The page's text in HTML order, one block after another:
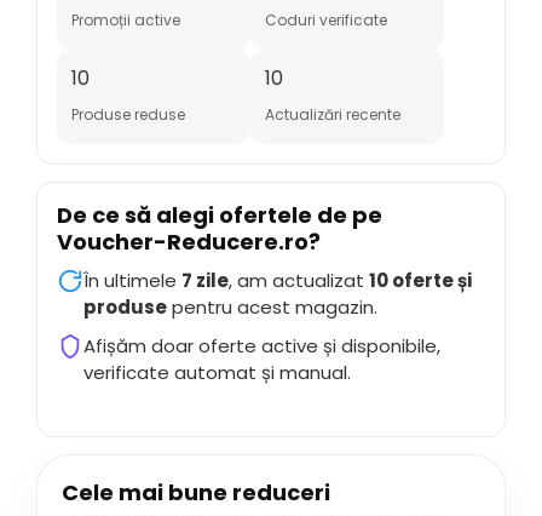
Promoții active Coduri verificate
10
Produse reduse
10
Actualizări recente
De ce să alegi ofertele de pe
Voucher-Reducere.ro?
În ultimele 7 zile, am actualizat 10 oferte și
produsepentru acest magazin.
Afișăm doar oferte active și disponibile,
verificate automat și manual.
Cele mai bune reduceri